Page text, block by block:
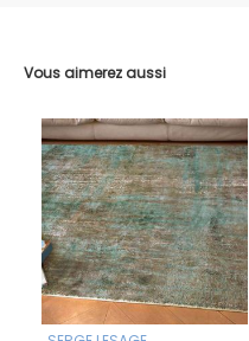
Vous aimerez aussi